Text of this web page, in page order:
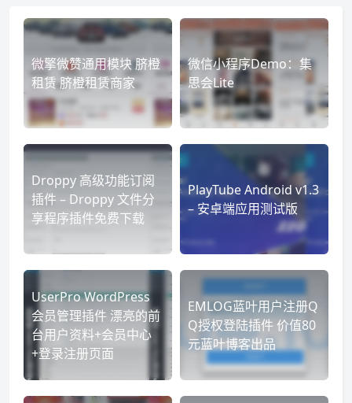
微擎微赞通用模块 脐橙
租赁 脐橙租赁商家
微信小程序Demo：集
思会Lite
Droppy 高级功能订阅
插件 – Droppy 文件分
享程序插件免费下载
PlayTube Android v1.3
– 安卓端应用测试版
UserPro WordPress
会员管理插件 漂亮的前
台用户资料+会员中心
+登录注册页面
EMLOG蓝叶用户注册Q
Q授权登陆插件 价值80
元蓝叶博客出品